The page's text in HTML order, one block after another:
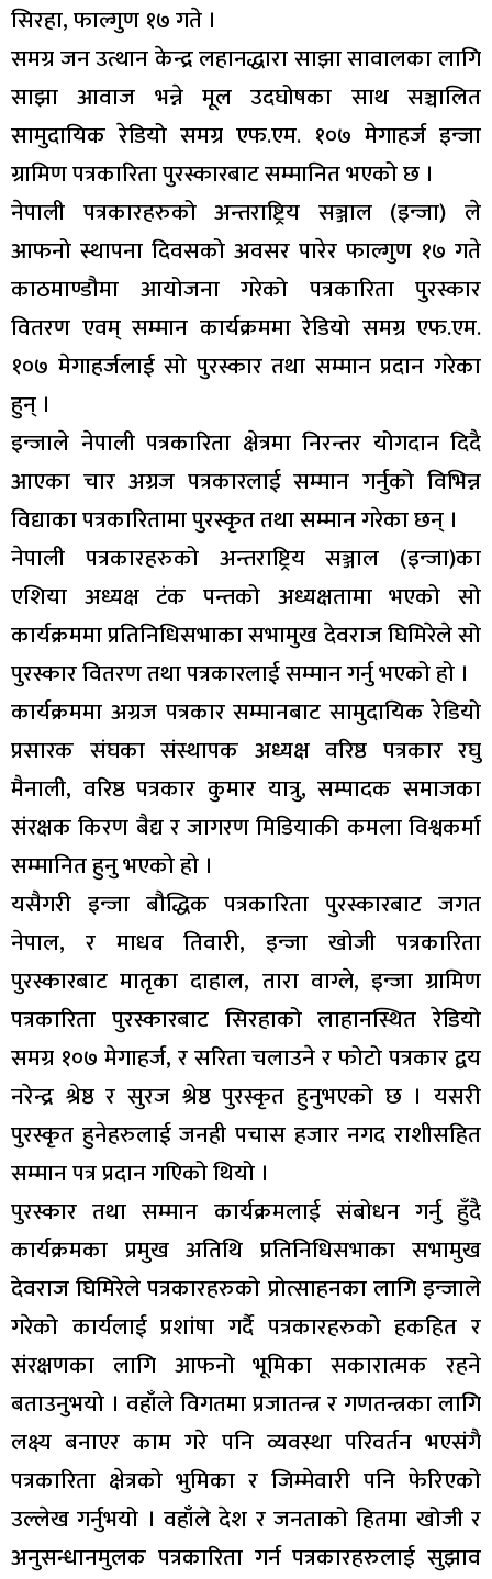
सिरहा, फाल्गुण १७ गते ।
समग्र जन उत्थान केन्द्र लहानद्धारा साझा सावालका लागि
साझा आवाज भन्ने मूल उदघोषका साथ सञ्चालित
सामुदायिक रेडियो समग्र एफ.एम. १०७ मेगाहर्ज इन्जा
ग्रामिण पत्रकारिता पुरस्कारबाट सम्मानित भएको छ ।
नेपाली पत्रकारहरुको अन्तराष्ट्रिय सञ्जाल (इन्जा) ले
आफनो स्थापना दिवसको अवसर पारेर फाल्गुण १७ गते
काठमाण्डौमा आयोजना गरेको पत्रकारिता पुरस्कार
वितरण एवम् सम्मान कार्यक्रममा रेडियो समग्र एफ.एम.
१०७ मेगाहर्जलाई सो पुरस्कार तथा सम्मान प्रदान गरेका
हुन् ।
इन्जाले नेपाली पत्रकारिता क्षेत्रमा निरन्तर योगदान दिदै
आएका चार अग्रज पत्रकारलाई सम्मान गर्नुको विभिन्न
विद्याका पत्रकारितामा पुरस्कृत तथा सम्मान गरेका छन् ।
नेपाली पत्रकारहरुको अन्तराष्ट्रिय सञ्जाल (इन्जा)का
एशिया अध्यक्ष टंक पन्तको अध्यक्षतामा भएको सो
कार्यक्रममा प्रतिनिधिसभाका सभामुख देवराज घिमिरेले सो
पुरस्कार वितरण तथा पत्रकारलाई सम्मान गर्नु भएको हो ।
कार्यक्रममा अग्रज पत्रकार सम्मानबाट सामुदायिक रेडियो
प्रसारक संघका संस्थापक अध्यक्ष वरिष्ठ पत्रकार रघु
मैनाली, वरिष्ठ पत्रकार कुमार यात्रु, सम्पादक समाजका
संरक्षक किरण बैद्य र जागरण मिडियाकी कमला विश्वकर्मा
सम्मानित हुनु भएको हो ।
यसैगरी इन्जा बौद्धिक पत्रकारिता पुरस्कारबाट जगत
नेपाल, र माधव तिवारी, इन्जा खोजी पत्रकारिता
पुरस्कारबाट मातृका दाहाल, तारा वाग्ले, इन्जा ग्रामिण
पत्रकारिता पुरस्कारबाट सिरहाको लाहानस्थित रेडियो
समग्र १०७ मेगाहर्ज, र सरिता चलाउने र फोटो पत्रकार द्वय
नरेन्द्र श्रेष्ठ र सुरज श्रेष्ठ पुरस्कृत हुनुभएको छ । यसरी
पुरस्कृत हुनेहरुलाई जनही पचास हजार नगद राशीसहित
सम्मान पत्र प्रदान गएिको थियो ।
पुरस्कार तथा सम्मान कार्यक्रमलाई संबोधन गर्नु हुँदै
कार्यक्रमका प्रमुख अतिथि प्रतिनिधिसभाका सभामुख
देवराज घिमिरेले पत्रकारहरुको प्रोत्साहनका लागि इन्जाले
गरेको कार्यलाई प्रशांषा गर्दै पत्रकारहरुको हकहित र
संरक्षणका लागि आफनो भूमिका सकारात्मक रहने
बताउनुभयो । वहाँले विगतमा प्रजातन्त्र र गणतन्त्रका लागि
लक्ष्य बनाएर काम गरे पनि व्यवस्था परिवर्तन भएसंगै
पत्रकारिता क्षेत्रको भुमिका र जिम्मेवारी पनि फेरिएको
उल्लेख गर्नुभयो । वहाँले देश र जनताको हितमा खोजी र
अनुसन्धानमुलक पत्रकारिता गर्न पत्रकारहरुलाई सुझाव